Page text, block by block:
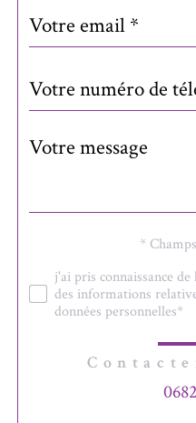
*
*
Fieldset
par
Message
*
*
j'ai pris connaissance
des informations
données personnelles*